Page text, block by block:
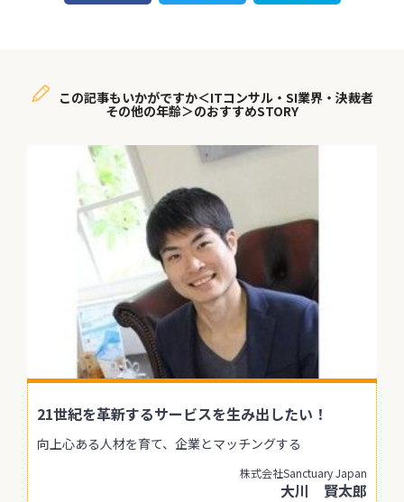
この記事もいかがですか＜ITコンサル・SI業界・決裁者
その他の年齢＞のおすすめSTORY
21世紀を革新するサービスを生み出したい！
向上心ある人材を育て、企業とマッチングする
株式会社Sanctuary Japan
大川 賢太郎